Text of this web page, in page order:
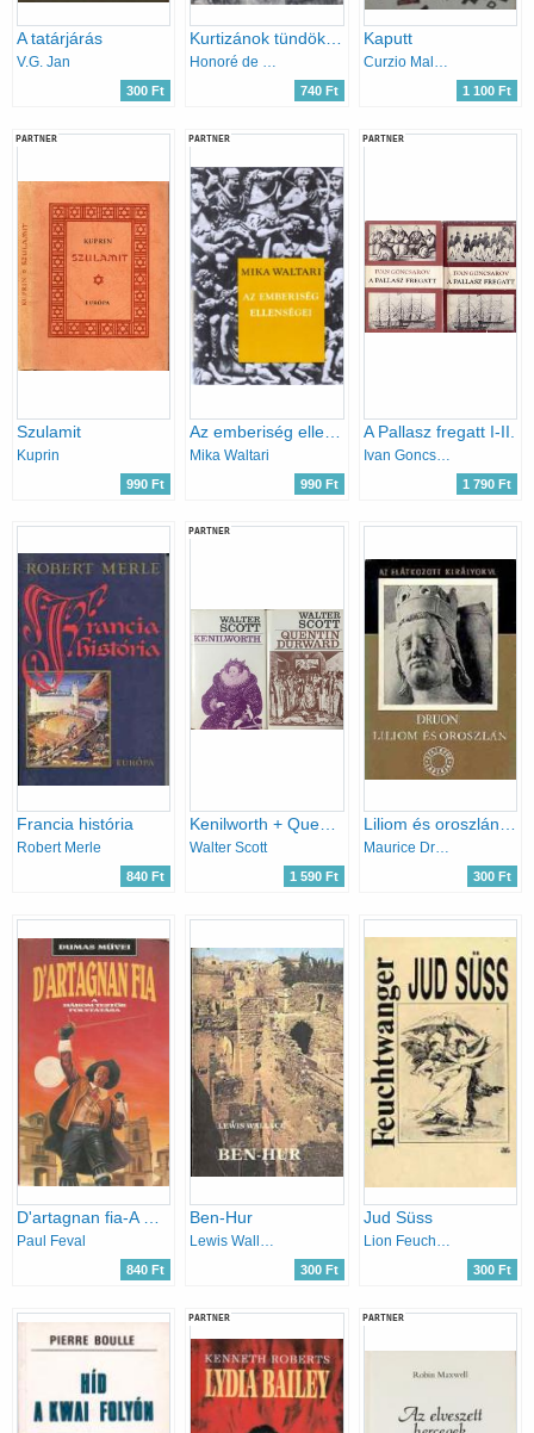
A tatárjárás
V.G. Jan
300 Ft
Kurtizánok tündöklése és nyomorúsága
Honoré de Balzac
740 Ft
Kaputt
Curzio Malaparte
1 100 Ft
PARTNER
Szulamit
Kuprin
990 Ft
PARTNER
Mika Waltari
990 Ft
PARTNER
A Pallasz fregatt I-II.
Ivan Goncsarov
1 790 Ft
Francia história
Robert Merle
840 Ft
PARTNER
Kenilworth + Quentin Durward
Walter Scott
1 590 Ft
Liliom és oroszlán - Az elátkozott királyok VI.
Maurice Druon
300 Ft
Paul Feval
840 Ft
Ben-Hur
Lewis Wallace
300 Ft
Jud Süss
Lion Feuchtwanger
300 Ft
PARTNER PARTNER